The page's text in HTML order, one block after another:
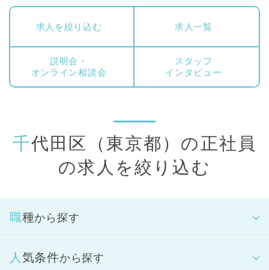
保育スタッフ(保育士)・調理スタッフ(調理師・栄養士)・看護
象となります。
求人を絞り込む 求人一覧
説明会・
オンライン相談会
スタッフ
インタビュー
千代田区（東京都）の正社員
の求人を絞り込む
職種から探す
人気条件から探す